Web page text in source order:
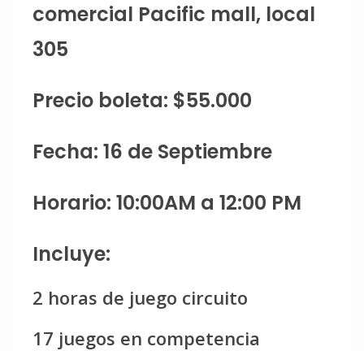
comercial Pacific mall, local
305
Precio boleta: $55.000
Fecha: 16 de Septiembre
Horario: 10:00AM a 12:00 PM
Incluye:
2 horas de juego circuito
17 juegos en competencia